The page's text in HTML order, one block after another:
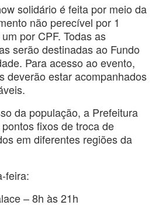
solidário é feita por meio da
não perecível por 1
por CPF. Todas as
serão destinadas ao Fundo
Para acesso ao evento,
deverão estar acompanhados
da população, a Prefeitura
fixos de troca de
em diferentes regiões da
feira:
– 8h às 21h